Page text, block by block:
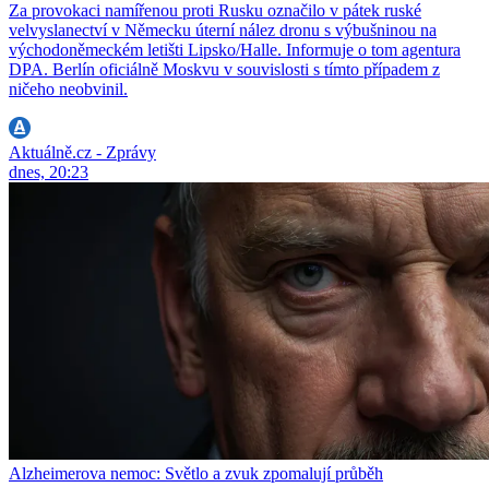
Za provokaci namířenou proti Rusku označilo v pátek ruské
velvyslanectví v Německu úterní nález dronu s výbušninou na
východoněmeckém letišti Lipsko/Halle. Informuje o tom agentura
DPA. Berlín oficiálně Moskvu v souvislosti s tímto případem z
ničeho neobvinil.
Aktuálně.cz - Zprávy
dnes, 20:23
Alzheimerova nemoc: Světlo a zvuk zpomalují průběh